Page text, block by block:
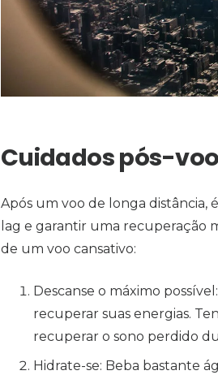
Cuidados pós-voo
Após um voo de longa distância,
lag e garantir uma recuperação
de um voo cansativo:
Descanse o máximo
recuperar suas energias.
recuperar o sono perdido
Hidrate-se: Beba bastante